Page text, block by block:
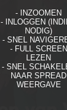
- INZOOMEN
- INLOGGEN
NODIG)
- SNEL
- FULL SCREEN
LEZEN
- SNEL
NAAR SPREAD
WEERGAVE